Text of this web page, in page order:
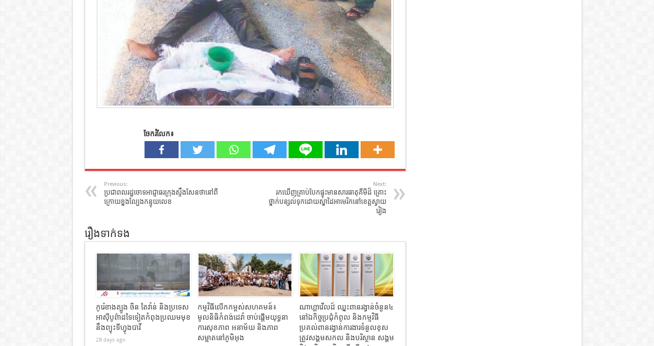
ចែករំលែក៖
Previous:
ប្រជាពលរដ្ឋចោទអាជ្ញាធរក្រុងស្ទឹងសែនថានៅពី
ក្រោយខ្នងល្បែងកន្ទុយលេខ
Next:
រកឃើញគ្រាប់បែកផ្ទុះមានសារធាតុគីមីដ៏ គ្រោះ
ថ្នាក់បន្សល់ទុកដោយស្នាដៃអាមេរិកនៅខេត្តស្វាយ
រៀង
រឿងទាក់ទង
កូរ៉េខាងត្បូង ចិន តៃវ៉ាន់ និងប្រទេស
អាស៊ីបូព៌ាដទៃទៀតកំពុងប្រឈមមុខ
នឹងព្យុះទីហ្វុងបាវី
28 days ago
កម្មវិធីលើកកម្ពស់សហគមន៍៖
មូលនិធិកំពង់ដេវ៉ា ចាប់ផ្តើមយុទ្ធនា
ការសុខភាព អនាម័យ និងភាព
សម្អាតនៅភូមិអុង
ណាហ្គាវើលដ៍ ឈ្នះពានរង្វាន់ចំនួន៤
នៅឯកិច្ចប្រជុំកំពូល និងកម្មវិធី
ប្រគល់ពានរង្វាន់ការងារទំនួលខុស
ត្រូវសង្គមសកល និងបរិស្ថាន សង្គម